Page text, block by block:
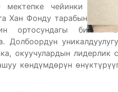
чейинки жана
Хан Фонду тарабынан
ортосундагы билим
окуучулардын лидерлик
көндүмдөрүн